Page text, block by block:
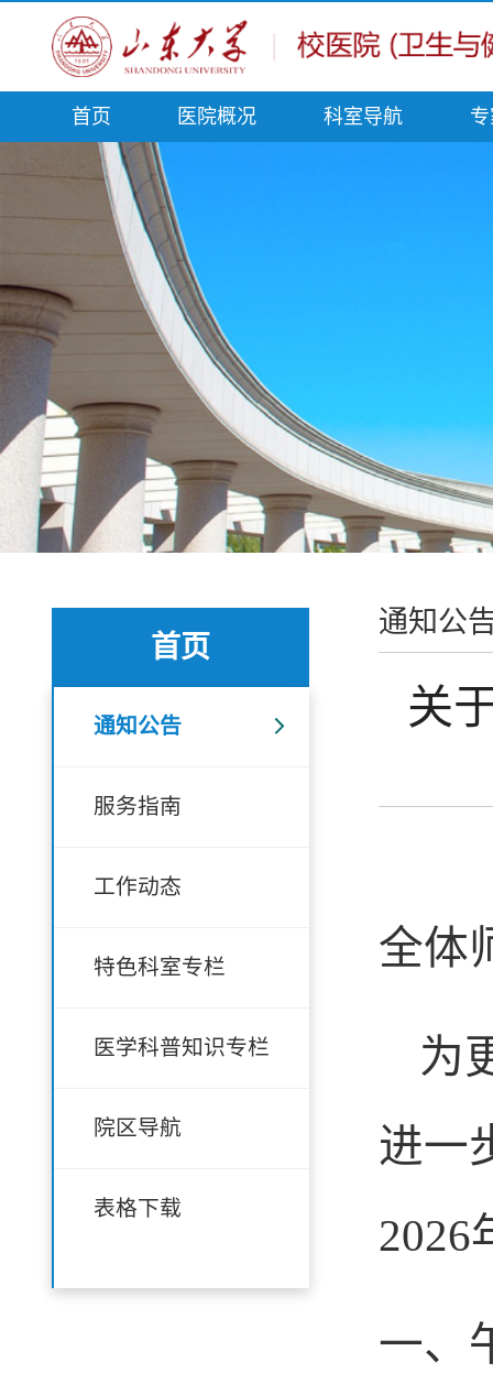
首页 医院概况 科室导航
首页
通知公告
服务指南
工作动态
特色科室专栏
医学科普知识专栏
院区导航
表格下载
通知公
关
全体
为
进一
2026
一、